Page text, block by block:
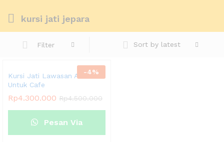
kursi jati jepara
Filter Sort by latest
-4%
Kursi Jati Lawasan Antik
Untuk Cafe
Rp4.300.000 Rp4.500.000
Pesan Via